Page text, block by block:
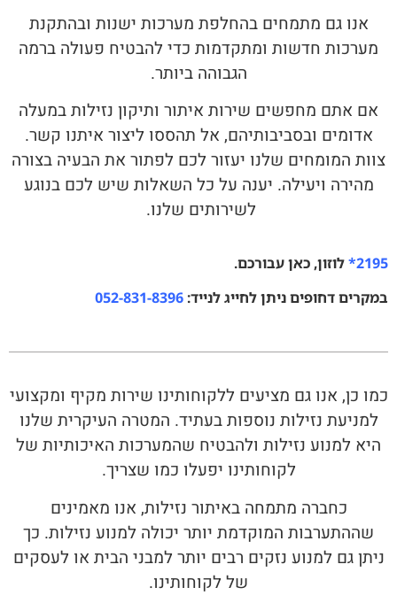
אנו גם מתמחים בהחלפת מערכות ישנות ובהתקנת
מערכות חדשות ומתקדמות כדי להבטיח פעולה ברמה
הגבוהה ביותר.
אם אתם מחפשים שירות איתור ותיקון נזילות במעלה
אדומים ובסביבותיהם, אל תהססו ליצור איתנו קשר.
צוות המומחים שלנו יעזור לכם לפתור את הבעיה בצורה
מהירה ויעילה. יענה על כל השאלות שיש לכם בנוגע
לשירותים שלנו.
2195* לוזון, כאן עבורכם.
במקרים דחופים ניתן לחייג לנייד: 052-831-8396
כמו כן, אנו גם מציעים ללקוחותינו שירות מקיף ומקצועי
למניעת נזילות נוספות בעתיד. המטרה העיקרית שלנו
היא למנוע נזילות ולהבטיח שהמערכות האיכותיות של
לקוחותינו יפעלו כמו שצריך.
כחברה מתמחה באיתור נזילות, אנו מאמינים
שההתערבות המוקדמת יותר יכולה למנוע נזילות. כך
ניתן גם למנוע נזקים רבים יותר למבני הבית או לעסקים
של לקוחותינו.